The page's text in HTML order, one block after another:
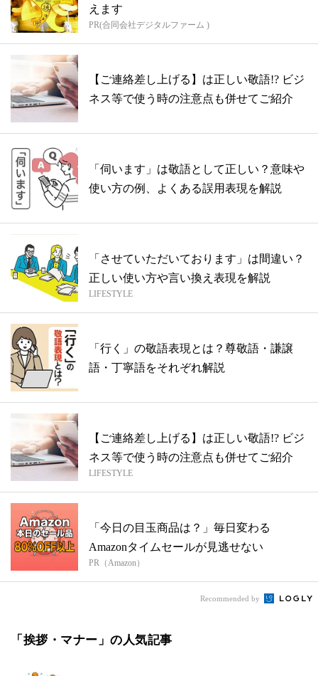
えます
PR(合同会社デジタルファーム )
【ご連絡差し上げる】は正しい敬語!? ビジ
ネス等で使う時の注意点も併せてご紹介
「伺います」は敬語として正しい？意味や
使い方の例、よくある誤用表現を解説
「させていただいております」は間違い？
正しい使い方や言い換え表現を解説
LIFESTYLE
「行く」の敬語表現とは？尊敬語・謙譲
語・丁寧語をそれぞれ解説
【ご連絡差し上げる】は正しい敬語!? ビジ
ネス等で使う時の注意点も併せてご紹介
LIFESTYLE
「今日の目玉商品は？」毎日変わる
Amazonタイムセールが見逃せない
PR（Amazon）
Recommended by
「挨拶・マナー」の人気記事